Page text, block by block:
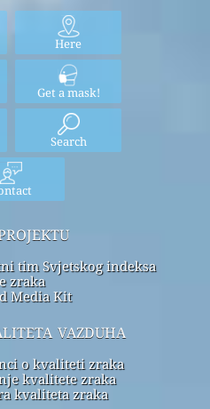
Here
Get a mask!
Search
tim Svjetskog indeksa
zraka
Media Kit
vazduha
o kvaliteti zraka
kvalitete zraka
kvaliteta zraka